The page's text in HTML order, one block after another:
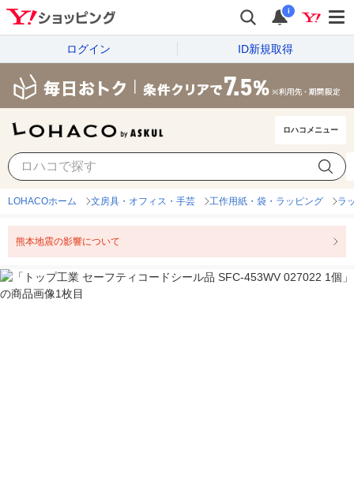
i
ログイン ID新規取得
ロハコメニュー
LOHACOホーム 文房具・オフィス・手芸 工作用紙・袋・ラッピング ラ
熊本地震の影響について